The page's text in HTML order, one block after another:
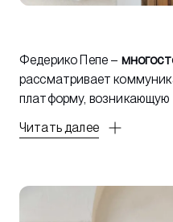
Федерико Пепе –
рассматривает
платформу, возникающую
Читать далее